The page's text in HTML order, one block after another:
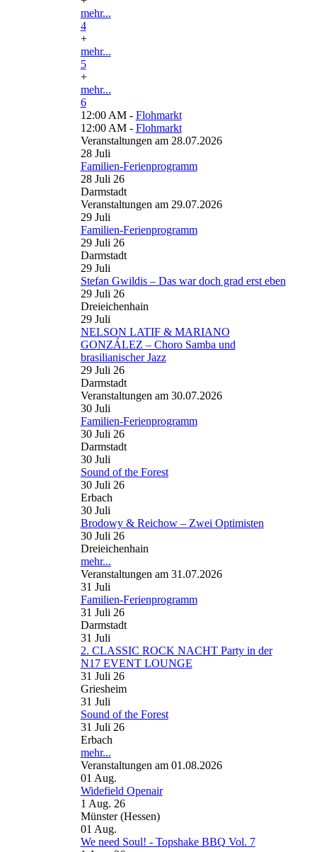
mehr...
4
+
mehr...
5
+
mehr...
6
12:00 AM - Flohmarkt
12:00 AM - Flohmarkt
Veranstaltungen am 28.07.2026
28 Juli
Familien-Ferienprogramm
28 Juli 26
Darmstadt
Veranstaltungen am 29.07.2026
29 Juli
Familien-Ferienprogramm
29 Juli 26
Darmstadt
29 Juli
Stefan Gwildis – Das war doch grad erst eben
29 Juli 26
Dreieichenhain
29 Juli
NELSON LATIF & MARIANO
GONZÁLEZ – Choro Samba und
brasilianischer Jazz
29 Juli 26
Darmstadt
Veranstaltungen am 30.07.2026
30 Juli
Familien-Ferienprogramm
30 Juli 26
Darmstadt
30 Juli
Sound of the Forest
30 Juli 26
Erbach
30 Juli
Brodowy & Reichow – Zwei Optimisten
30 Juli 26
Dreieichenhain
mehr...
Veranstaltungen am 31.07.2026
31 Juli
Familien-Ferienprogramm
31 Juli 26
Darmstadt
31 Juli
2. CLASSIC ROCK NACHT Party in der
N17 EVENT LOUNGE
31 Juli 26
Griesheim
31 Juli
Sound of the Forest
31 Juli 26
Erbach
mehr...
Veranstaltungen am 01.08.2026
01 Aug.
Widefield Openair
1 Aug. 26
Münster (Hessen)
01 Aug.
We need Soul! - Topshake BBQ Vol. 7